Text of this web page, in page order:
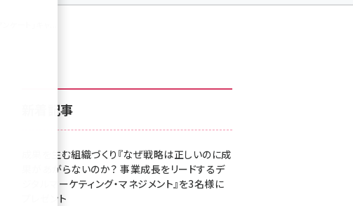
z世代 (1623)
meo (1277)
llmo (1166)
ート」キャ...
新着記事
成果を生む組織づくり『なぜ戦略は正しいのに成
果があがらないのか？ 事業成長をリードするデ
ジタルマーケティング・マネジメント』を3名様に
プレゼント